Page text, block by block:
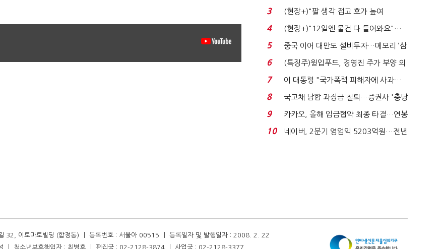
처분' 기준은 ...
3
(현장+)"팔 생각 접고 호가 높여
요"…'덜 똘똘한 한 채' 20...
4
(현장+)"12일엔 물건 다 들어와요"…
빈 매대 채우며 문 연 ...
5
중국 이어 대만도 설비투자…메모리 ‘삼
국전쟁’
6
(특징주)윙입푸드, 경영진 주가 부양 의
지에 상한가...
7
이 대통령 "국가폭력 피해자에 사과…
적극적 조사로 진...
8
국고채 담합 과징금 철퇴…증권사 '충당
금 폭탄' 우려...
9
카카오, 올해 임금협약 최종 타결…연봉
6.3% 인상·격려...
10
네이버, 2분기 영업익 5203억원…전년
32, 이토마토빌딩 (합정동) ㅣ 등록번호 : 서울아 00515 ㅣ 등록일자 및 발행일자 : 2008. 2. 22
ㅣ 청소년보호책임자 : 최병호 ㅣ 편집국 : 02-2128-3874 ㅣ 사업국 : 02-2128-3377